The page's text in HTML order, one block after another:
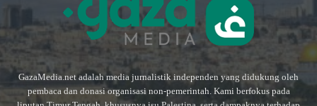
GazaMedia.net adalah media jurnalistik independen yang didukung oleh
pembaca dan donasi organisasi non-pemerintah. Kami berfokus pada